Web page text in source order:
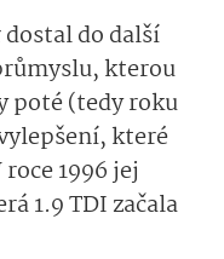
do další
kterou
poté (tedy roku
které
1996 jej
1.9 TDI začala